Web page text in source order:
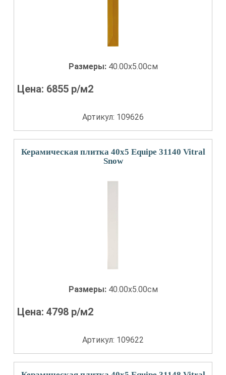
Размеры: 40.00x5.00см
Цена: 6855 р/м2
Артикул: 109626
Керамическая плитка 40x5 Equipe 31140 Vitral
Snow
Размеры: 40.00x5.00см
Цена:4798 р/м2
Артикул: 109622